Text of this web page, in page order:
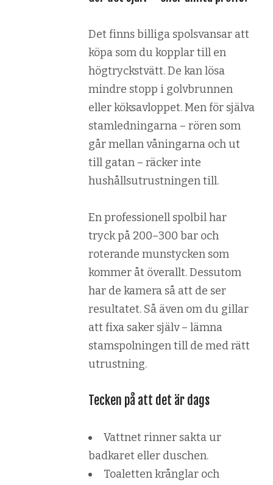
Det finns billiga spolsvansar att
köpa som du kopplar till en
högtryckstvätt. De kan lösa
mindre stopp i golvbrunnen
eller köksavloppet. Men för själva
stamledningarna – rören som
går mellan våningarna och ut
till gatan – räcker inte
hushållsutrustningen till.
En professionell spolbil har
tryck på 200–300 bar och
roterande munstycken som
kommer åt överallt. Dessutom
har de kamera så att de ser
resultatet. Så även om du gillar
att fixa saker själv – lämna
stamspolningen till de med rätt
utrustning.
Tecken på att det är dags
Vattnet rinner sakta ur
badkaret eller duschen.
Toaletten krånglar och